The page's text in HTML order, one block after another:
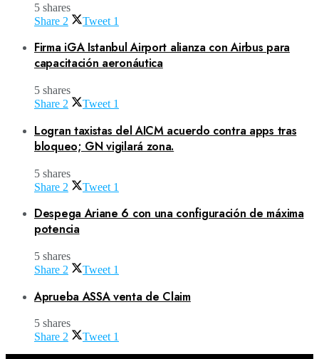
5 shares
Share 2 Tweet 1
Firma iGA Istanbul Airport alianza con Airbus para
capacitación aeronáutica
5 shares
Share 2 Tweet 1
Logran taxistas del AICM acuerdo contra apps tras
bloqueo; GN vigilará zona.
5 shares
Share 2 Tweet 1
Despega Ariane 6 con una configuración de máxima
potencia
5 shares
Share 2 Tweet 1
Aprueba ASSA venta de Claim
5 shares
Share 2 Tweet 1